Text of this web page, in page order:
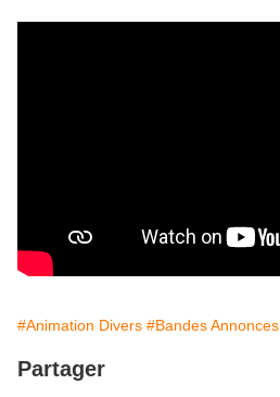
#Animation Divers #Bandes Annonces
Partager